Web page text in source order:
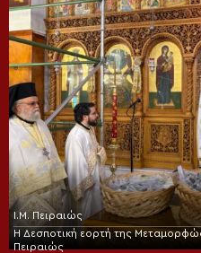
Ι.Μ. Πειραιώς
Η Δεσποτική εορτή της
Πειραιώς